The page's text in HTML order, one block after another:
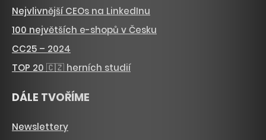
Nejvlivnější CEOs na LinkedInu
100 největších e-shopů v Česku
CC25 – 2024
TOP 20 🇨🇿 herních studií
DÁLE TVOŘÍME
Newslettery